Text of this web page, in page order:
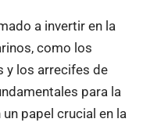
a invertir en la
como los
y los arrecifes de
para la
papel crucial en la